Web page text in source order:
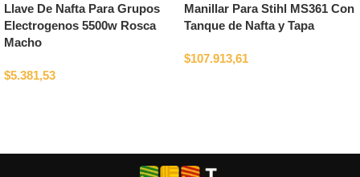
Llave De Nafta Para Grupos
Electrogenos 5500w Rosca
Macho
$5.381,53
Manillar Para Stihl MS361 Con
Tanque de Nafta y Tapa
$107.913,61